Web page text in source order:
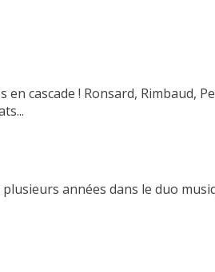
cascade ! Ronsard, Rimbaud,
années dans le duo